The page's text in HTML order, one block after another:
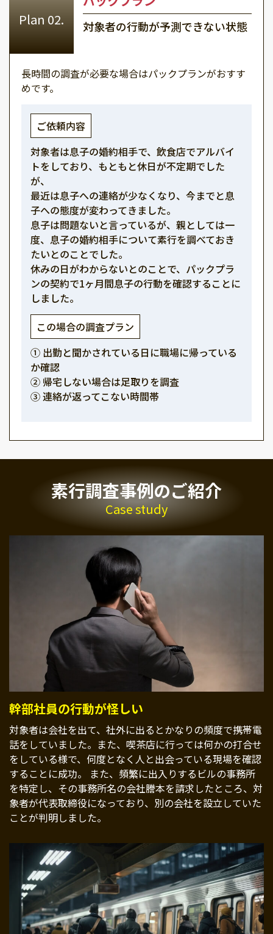
対象者の行動が予測できない状態
長時間の調査が必要な場合はパックプランがおすす
めです。
ご依頼内容
対象者は息子の婚約相手で、飲食店でアルバイ
トをしており、もともと休日が不定期でした
が、
最近は息子への連絡が少なくなり、今までと息
子への態度が変わってきました。
息子は問題ないと言っているが、親としては一
度、息子の婚約相手について素行を調べておき
たいとのことでした。
休みの日がわからないとのことで、パックプラ
ンの契約で1ヶ月間息子の行動を確認することに
しました。
この場合の調査プラン
① 出勤と聞かされている日に職場に帰っている
か確認
② 帰宅しない場合は足取りを調査
③ 連絡が返ってこない時間帯
素行調査事例のご紹介
Case study
幹部社員の行動が怪しい
対象者は会社を出て、社外に出るとかなりの頻度で携帯電
話をしていました。また、喫茶店に行っては何かの打合せ
をしている様で、何度となく人と出会っている現場を確認
することに成功。 また、頻繁に出入りするビルの事務所
を特定し、その事務所名の会社謄本を請求したところ、対
象者が代表取締役になっており、別の会社を設立していた
ことが判明しました。